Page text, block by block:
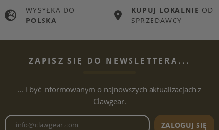
WYSYŁKA DO
POLSKA
KUPUJ LOKALNIE OD
SPRZEDAWCY
ZAPISZ SIĘ DO NEWSLETTERA...
... i być informowanym o najnowszych aktualizacjach z
Clawgear.
Adres e-mailowy biuletynu
ZALOGUJ SIĘ